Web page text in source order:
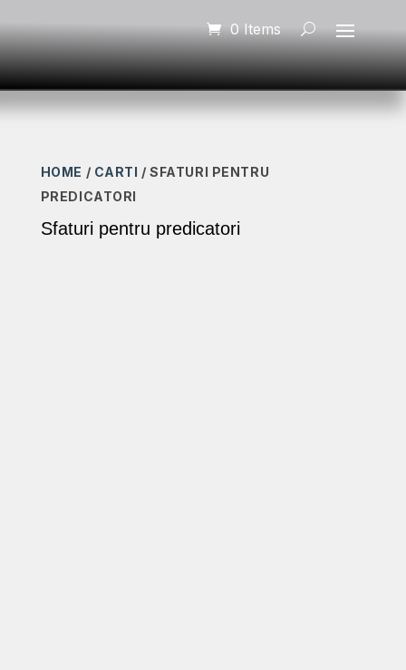
0 Items
HOME / CARTI / SFATURI PENTRU
PREDICATORI
Sfaturi pentru predicatori